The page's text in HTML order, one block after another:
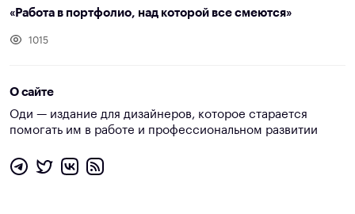
«Работа в портфолио, над которой все смеются»
1015
О сайте
Оди — издание для дизайнеров, которое старается
помогать им в работе и профессиональном развитии